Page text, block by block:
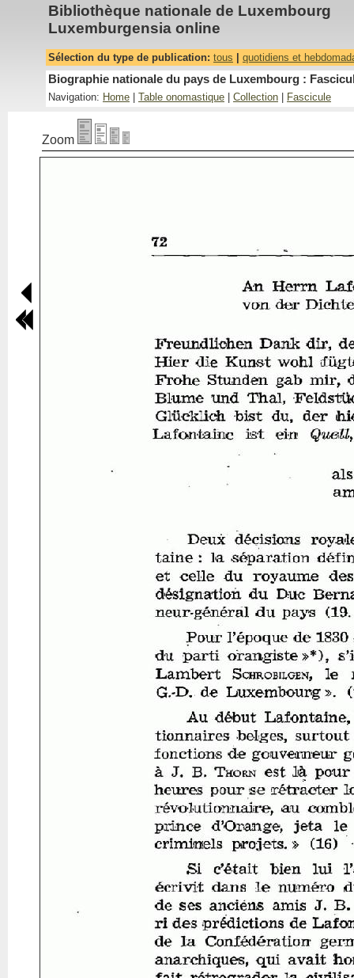
Bibliothèque nationale de Luxembourg
Luxemburgensia online
Sélection du type de publication: tous quotidiens et
Biographie nationale du pays de Luxembourg :
Navigation: Home Table onomastique Collection Fascicule
Zoom